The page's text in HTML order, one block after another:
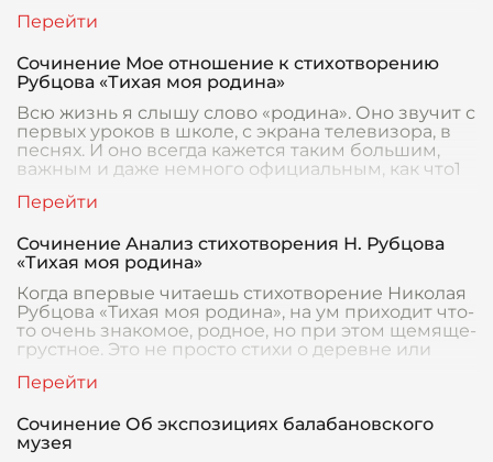
Сочинение Мое отношение к стихотворению
Рубцова «Тихая моя родина»
Всю жизнь я слышу слово «родина». Оно звучит с
первых уроков в школе, с экрана телевизора, в
песнях. И оно всегда кажется таким большим,
важным и даже немного официальным, как что1
Сочинение Анализ стихотворения Н. Рубцова
«Тихая моя родина»
Когда впервые читаешь стихотворение Николая
Рубцова «Тихая моя родина», на ум приходит что-
то очень знакомое, родное, но при этом щемяще-
грустное. Это не просто стихи о деревне или
Сочинение Об экспозициях балабановского
музея